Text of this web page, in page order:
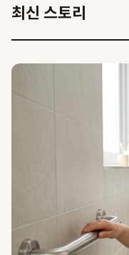
최신 스토리